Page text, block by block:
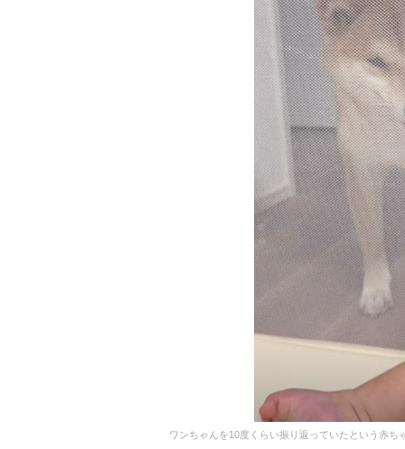
ワンちゃんを10度くらい振り返っていたという赤